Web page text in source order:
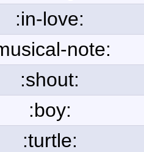
:in-love:
note:
:shout:
:boy:
:turtle: